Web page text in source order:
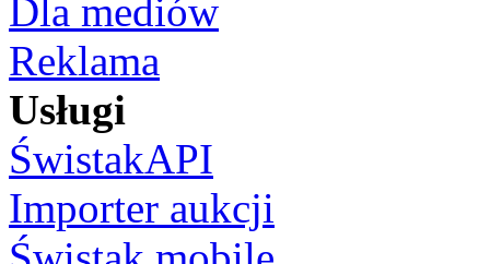
Dla mediów
Reklama
Usługi
ŚwistakAPI
Importer aukcji